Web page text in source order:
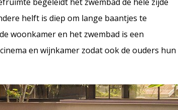
helft is diep om lange baantjes te
woonkamer en het zwembad is een
en wijnkamer zodat ook de ouders hun